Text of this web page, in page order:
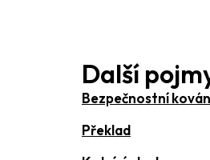
Další
Bezpečnostní
Překlad